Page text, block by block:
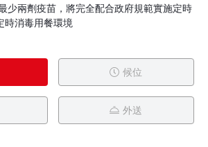
少兩劑疫苗，將完全配合政府規範實施定時
時消毒用餐環境
候位
外送